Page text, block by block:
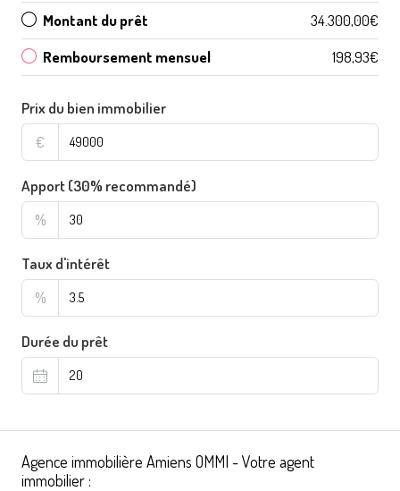
Montant du prêt
34.300,00€
Remboursement mensuel
198,93€
Prix du bien immobilier
€
Apport (30% recommandé)
%
Taux d'intérêt
%
Durée du prêt
Agence immobilière Amiens OMMI - Votre agent
immobilier :